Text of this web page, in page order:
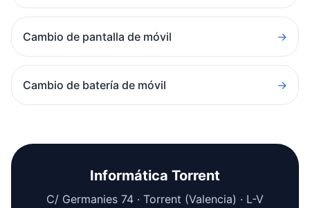
Cambio de pantalla de móvil →
Cambio de batería de móvil →
Informática Torrent
C/ Germanies 74 · Torrent (Valencia) · L-V